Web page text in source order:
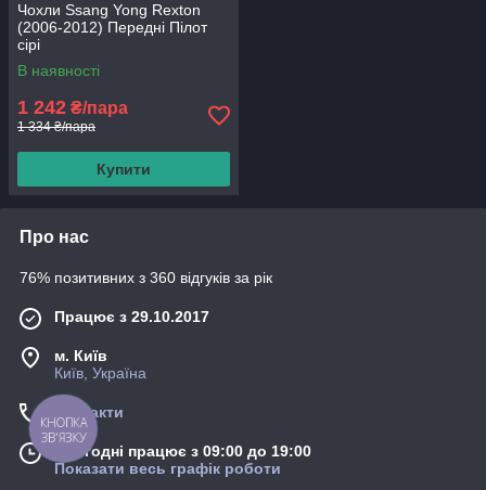
Чохли Ssang Yong Rexton
(2006-2012) Передні Пілот
сірі
В наявності
1 242 ₴/пара
1 334 ₴/пара
Купити
Про нас
76% позитивних з 360 відгуків за рік
Працює з 29.10.2017
м. Київ
Київ, Україна
Контакти
Сьогодні працює з 09:00 до 19:00
Показати весь графік роботи
КНОПКА
ЗВ'ЯЗКУ